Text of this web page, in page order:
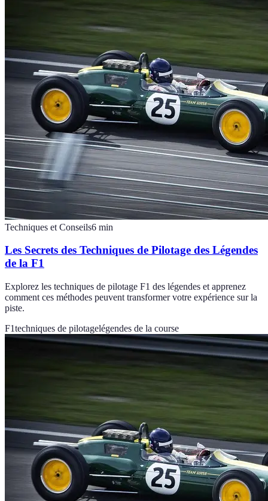
Techniques et Conseils6 min
Les Secrets des Techniques de Pilotage des Légendes
de la F1
Explorez les techniques de pilotage F1 des légendes et apprenez
comment ces méthodes peuvent transformer votre expérience sur la
piste.
F1techniques de pilotagelégendes de la course